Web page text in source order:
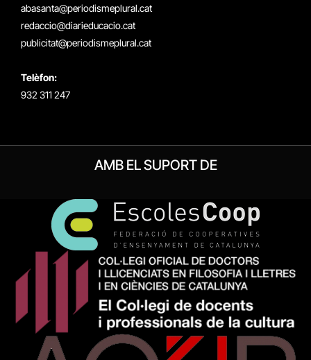
abasanta@periodismeplural.cat
redaccio@diarieducacio.cat
publicitat@periodismeplural.cat
Telèfon:
932 311 247
AMB EL SUPORT DE